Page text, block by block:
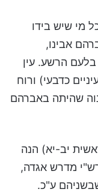
מי שיש בידו
אבינו,
הרשע. עין
כדבעי) ורוח
שהיתה באברהם
יב-יא) הנה
מדרש אגדה,
ע"כ.